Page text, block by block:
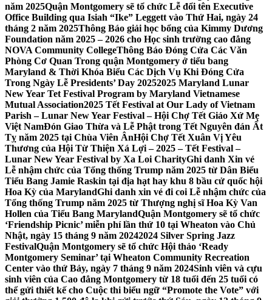
năm 2025Quận Montgomery sẽ tổ chức Lễ đổi tên Executive
Office Building qua Isiah “Ike” Leggett vào Thứ Hai, ngày 24
tháng 2 năm 2025Thông Báo giải học bổng của Kimmy Dương
Foundation năm 2025 – 2026 cho Học sinh trường cao đẳng
NOVA Community CollegeThông Báo Đóng Cửa Các Văn
Phòng Cơ Quan Trong quận Montgomery ở tiểu bang
Maryland & Thời Khóa Biểu Các Dịch Vụ Khi Đóng Cửa
Trong Ngày Lễ Presidents’ Day 20252025 Maryland Lunar
New Year Tet Festival Program by Maryland Vietnamese
Mutual Association2025 Tết Festival at Our Lady of Vietnam
Parish – Lunar New Year Festival – Hội Chợ Tết Giáo Xứ Mẹ
Việt NamĐón Giao Thừa và Lễ Phật trong Tết Nguyên đán Ất
Tỵ năm 2025 tại Chùa Viên ÂnHội Chợ Tết Xuân Vị Yêu
Thương của Hội Từ Thiện Xá Lợi – 2025 – Tết Festival –
Lunar New Year Festival by Xa Loi CharityGhi danh Xin vé
Lễ nhậm chức của Tổng thống Trump năm 2025 từ Dân Biểu
Tiểu Bang Jamie Raskin tại địa hạt hay khu 8 bầu cử quốc hội
Hoa Kỳ của MarylandGhi danh xin vé đi coi Lễ nhậm chức của
Tổng thống Trump năm 2025 từ Thượng nghị sĩ Hoa Kỳ Van
Hollen của Tiểu Bang MarylandQuận Montgomery sẽ tổ chức
‘Friendship Picnic’ miễn phí lần thứ 10 tại Wheaton vào Chủ
Nhật, ngày 15 tháng 9 năm 20242024 Silver Spring Jazz
FestivalQuận Montgomery sẽ tổ chức Hội thảo ‘Ready
Montgomery Seminar’ tại Wheaton Community Recreation
Center vào thứ Bảy, ngày 7 tháng 9 năm 2024Sinh viên và cựu
sinh viên của Cao đẳng Montgomery từ 18 tuổi đến 25 tuổi có
thể gửi thiết kế cho Cuộc thi biểu ngữ “Promote the Vote” với